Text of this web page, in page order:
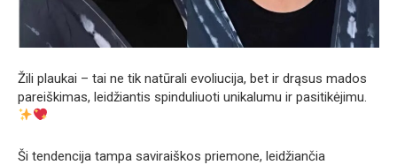
Žili plaukai – tai ne tik natūrali evoliucija, bet ir drąsus mados
pareiškimas, leidžiantis spinduliuoti unikalumu ir pasitikėjimu.
Ši tendencija tampa saviraiškos priemone, leidžiančia